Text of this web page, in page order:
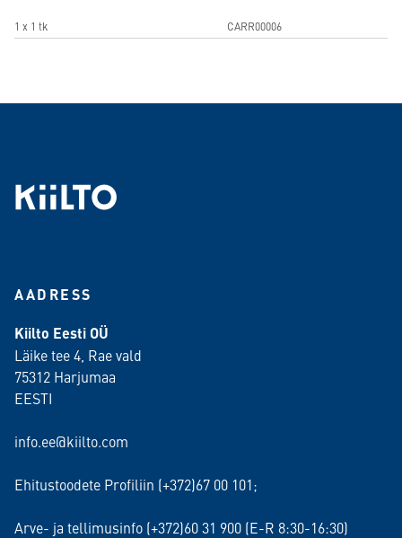
1 x 1 tk CARR00006
AADRESS
Kiilto Eesti OÜ
Läike tee 4, Rae vald
75312 Harjumaa
EESTI
info.ee@kiilto.com
Ehitustoodete Profiliin (+372)67 00 101;
Arve- ja tellimusinfo (+372)60 31 900 (E-R 8:30-16:30)